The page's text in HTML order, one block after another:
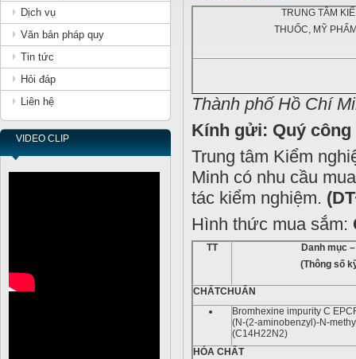
Dịch vụ
Văn bản pháp quy
Tin tức
Hỏi đáp
Liên hệ
VIDEO CLIP
TRUNG TÂM
THUỐC, MỸ
Thành phố Hồ Chí
Kính gửi: Quý công
Trung tâm Kiểm
Minh có nhu cầu
tác kiểm nghiệm.
Hình thức mua sắm:
TT
Danh mục
(Thông số
CHẤTCHUẨN
Bromhexine impurity C
(C14H22N2)
HÓA CHẤT